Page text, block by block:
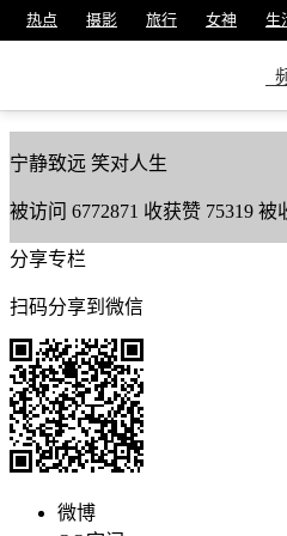
热点 摄影 旅行 女神 生
美篇号19087737
宁静致远 笑对人生
被访问 6772871 收获赞 75319 被
分享专栏
扫码分享到微信
微博